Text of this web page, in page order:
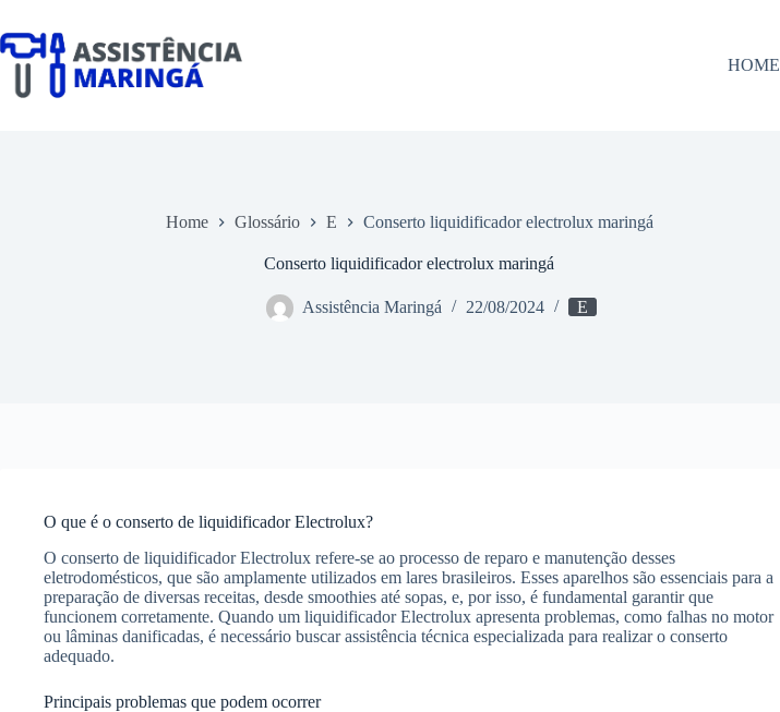
o
conteúdo
HOME
Home Glossário E Conserto liquidificador electrolux maringá
Conserto liquidificador electrolux maringá
Assistência Maringá 22/08/2024 E
O que é o conserto de liquidificador Electrolux?
O conserto de liquidificador Electrolux refere-se ao processo de reparo e manutenção desses
eletrodomésticos, que são amplamente utilizados em lares brasileiros. Esses aparelhos são essenciais para a
preparação de diversas receitas, desde smoothies até sopas, e, por isso, é fundamental garantir que
funcionem corretamente. Quando um liquidificador Electrolux apresenta problemas, como falhas no motor
ou lâminas danificadas, é necessário buscar assistência técnica especializada para realizar o conserto
adequado.
Principais problemas que podem ocorrer